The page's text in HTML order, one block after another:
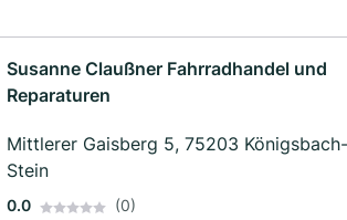
Susanne Claußner Fahrradhandel und
Reparaturen
Mittlerer Gaisberg 5, 75203 Königsbach-
Stein
0.0 (0)